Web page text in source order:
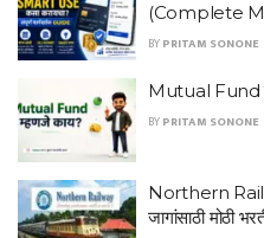
(Complete
BYPRITAM SONONE
Mutual Fund
BYPRITAM SONONE
Northern
जागांसाठी मोठी